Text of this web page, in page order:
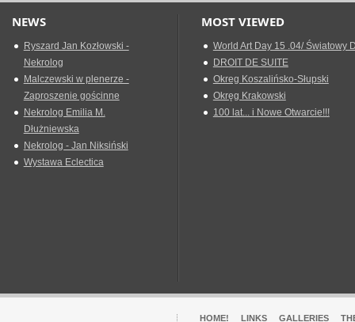
NEWS
Ryszard Jan Kozłowski -
Nekrolog
Malczewski w plenerze -
Zaproszenie gościnne
Nekrolog Emilia M.
Dłużniewska
Nekrolog - Jan Niksiński
Wystawa Eclectica
MOST VIEWED
World Art Day 15 .04/ Światowy
DROIT DE SUITE
Okreg Koszalińsko-Słupski
Okręg Krakowski
100 lat... i Nowe Otwarcie!!!
HOME! LINKS GALLERIES